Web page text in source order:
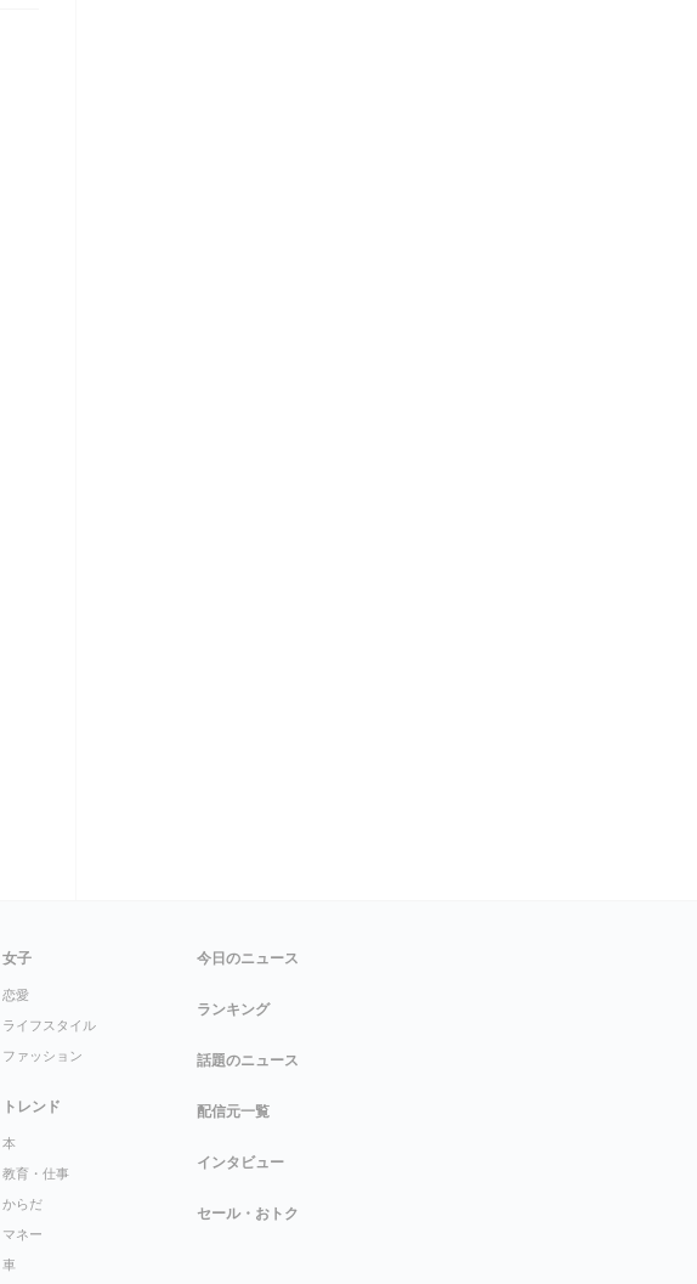
女子
恋愛
ライフスタイル
ファッション
トレンド
本
教育・仕事
からだ
マネー
車
今日のニュース
ランキング
話題のニュース
配信元一覧
インタビュー
セール・おトク